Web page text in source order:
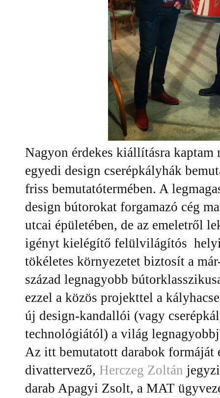
Nagyon érdekes kiállításra
egyedi design cserépkályhák
friss bemutatótermében. A
design bútorokat forgamazó cég
utcai épületében, de az emeletről
igényt kielégítő felülvilágítós
tökéletes környezetet biztosít a
század legnagyobb
ezzel a közös projekttel a
új design-kandallói (vagy
technológiától) a világ
Az itt bemutatott darabok formáját
divattervező, Herczeg Zoltán
darab Apagyi Zsolt, a MAT